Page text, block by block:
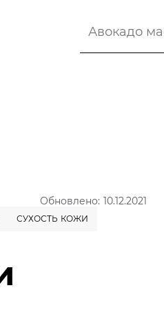
Обновлено: 10.12.2021
СУХОСТЬ КОЖИ